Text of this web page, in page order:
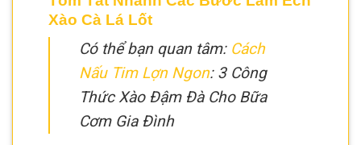
Xào Cà Lá Lốt
Có thể bạn quan tâm: Cách
Nấu Tim Lợn Ngon: 3 Công
Thức Xào Đậm Đà Cho Bữa
Cơm Gia Đình